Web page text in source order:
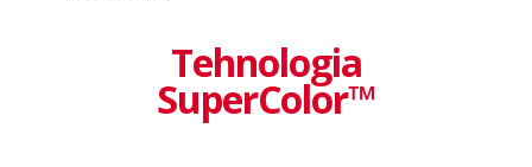
Tehnologia
SuperColor™